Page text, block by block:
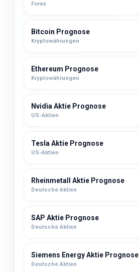
Forex
Bitcoin Prognose
Kryptowährungen
Ethereum Prognose
Kryptowährungen
Nvidia Aktie Prognose
US-Aktien
Tesla Aktie Prognose
US-Aktien
Rheinmetall Aktie Prognose
Deutsche Aktien
SAP Aktie Prognose
Deutsche Aktien
Siemens Energy Aktie Prognose
Deutsche Aktien